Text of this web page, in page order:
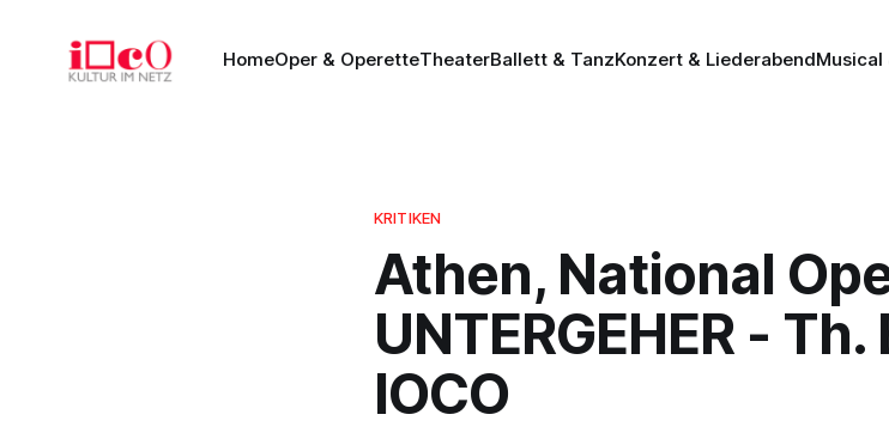
HomeOper & OperetteTheaterBallett & TanzKonzert & LiederabendMusical
KRITIKEN
Athen, National
UNTERGEHER -
IOCO